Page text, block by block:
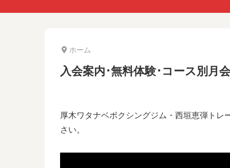
ホーム
入会案内･無料体験･コース別月
厚木ワタナベボクシングジム・西垣恵弾ト
さい。